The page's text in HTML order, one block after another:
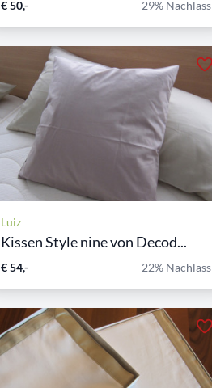
€ 50,- 29% Nachlass
Luiz
Kissen Style nine von Decod...
€ 54,- 22% Nachlass